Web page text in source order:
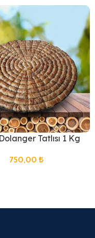
Tatlısı 1 Kg
750,00₺